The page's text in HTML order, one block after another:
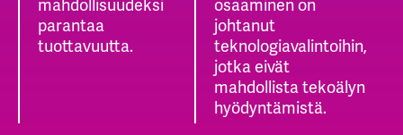
mahdollisuudeksi
parantaa
tuottavuutta.
osaaminen on
johtanut
teknologiavalintoihin,
jotka eivät
mahdollista tekoälyn
hyödyntämistä.